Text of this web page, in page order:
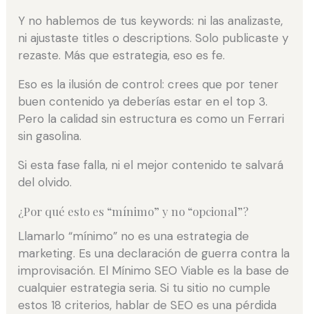
Y no hablemos de tus keywords: ni las analizaste,
ni ajustaste titles o descriptions. Solo publicaste y
rezaste. Más que estrategia, eso es fe.
Eso es la ilusión de control: crees que por tener
buen contenido ya deberías estar en el top 3.
Pero la calidad sin estructura es como un Ferrari
sin gasolina.
Si esta fase falla, ni el mejor contenido te salvará
del olvido.
¿Por qué esto es “mínimo” y no “opcional”?
Llamarlo “mínimo” no es una estrategia de
marketing. Es una declaración de guerra contra la
improvisación. El Mínimo SEO Viable es la base de
cualquier estrategia seria. Si tu sitio no cumple
estos 18 criterios, hablar de SEO es una pérdida